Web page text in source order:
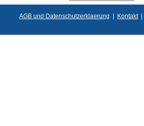
AGB und Datenschutzerklaerung | Kontakt|